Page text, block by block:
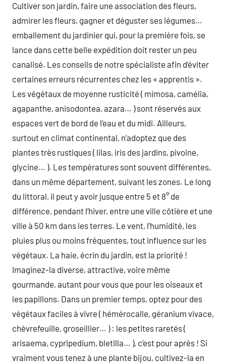
Cultiver son jardin, faire une association des fleurs,
admirer les fleurs, gagner et déguster ses légumes…
emballement du jardinier qui, pour la première fois, se
lance dans cette belle expédition doit rester un peu
canalisé. Les conseils de notre spécialiste afin d’éviter
certaines erreurs récurrentes chez les « apprentis ».
Les végétaux de moyenne rusticité ( mimosa, camélia,
agapanthe, anisodontea, azara… ) sont réservés aux
espaces vert de bord de l’eau et du midi. Ailleurs,
surtout en climat continental, n’adoptez que des
plantes très rustiques ( lilas, iris des jardins, pivoine,
glycine… ). Les températures sont souvent différentes,
dans un même département, suivant les zones. Le long
du littoral, il peut y avoir jusque entre 5 et 8° de
différence, pendant l’hiver, entre une ville côtière et une
ville à 50 km dans les terres. Le vent, l’humidité, les
pluies plus ou moins fréquentes, tout influence sur les
végétaux. La haie, écrin du jardin, est la priorité !
Imaginez-la diverse, attractive, voire même
gourmande, autant pour vous que pour les oiseaux et
les papillons. Dans un premier temps, optez pour des
végétaux faciles à vivre ( hémérocalle, géranium vivace,
chèvrefeuille, groseillier… ) : les petites raretés (
arisaema, cypripedium, bletilla… ), c’est pour après ! Si
vraiment vous tenez à une plante bijou, cultivez-la en